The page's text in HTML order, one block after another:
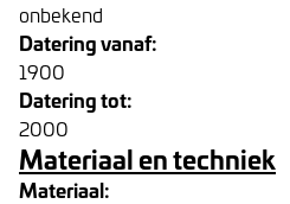
onbekend
Datering vanaf:
1900
Datering tot:
2000
Materiaal en techniek
Materiaal: